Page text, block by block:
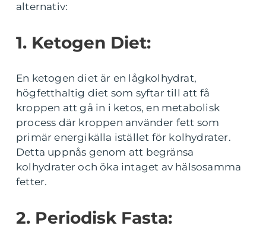
alternativ:
1. Ketogen Diet:
En ketogen diet är en lågkolhydrat,
högfetthaltig diet som syftar till att få
kroppen att gå in i ketos, en metabolisk
process där kroppen använder fett som
primär energikälla istället för kolhydrater.
Detta uppnås genom att begränsa
kolhydrater och öka intaget av hälsosamma
fetter.
2. Periodisk Fasta: